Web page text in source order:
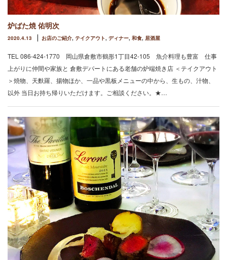
炉ばた焼 佑明次
2020.4.13 お店のご紹介, テイクアウト, ディナー, 和食, 居酒屋
TEL 086-424-1770 岡山県倉敷市鶴形1丁目42-105 魚介料理も豊富 仕事
上がりに仲間や家族と 倉敷デパートにある老舗の炉端焼き店 ＜テイクアウト
＞焼物、天麩羅、揚物ほか、一品や黒板メニューの中から、生もの、汁物、
以外 当日お持ち帰りいただけます。ご相談ください。★…